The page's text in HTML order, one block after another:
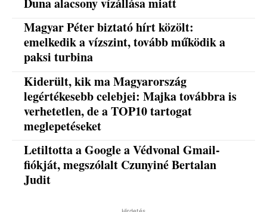
Magyar Péter biztató hírt közölt:
emelkedik a vízszint, tovább működik a
paksi turbina
Kiderült, kik ma Magyarország
legértékesebb celebjei: Majka továbbra is
verhetetlen, de a TOP10 tartogat
meglepetéseket
Letiltotta a Google a Védvonal Gmail-
fiókját, megszólalt Czunyiné Bertalan
Judit